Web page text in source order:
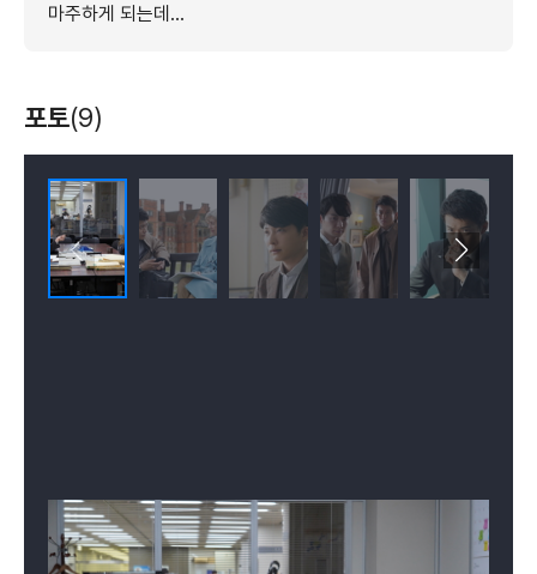
마주하게 되는데…
포토(9)